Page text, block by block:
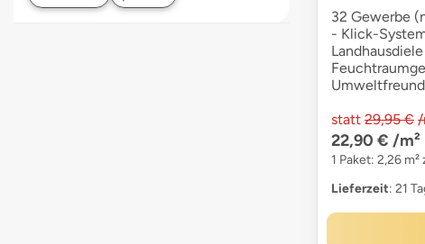
32 Gewerbe
- Klick-
statt 29,95 € /
22,90 € /m²
1 Paket: 2,26 m²
Lieferzeit: 21